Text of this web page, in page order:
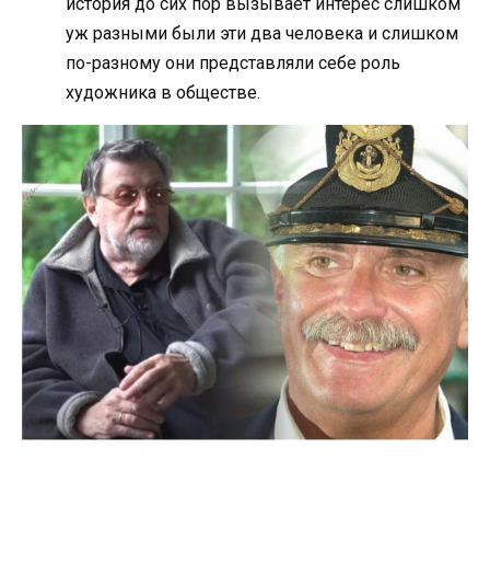
уж разными были эти два человека и слишком
по-разному они представляли себе роль
художника в обществе.